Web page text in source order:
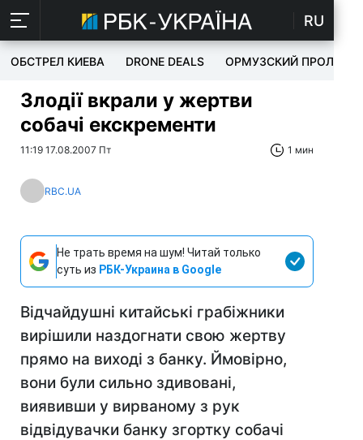
RU
ОБСТРЕЛ КИЕВА DRONE DEALS ОРМУЗСКИЙ ПРОЛИВ
Злодії вкрали у жертви
собачі екскременти
11:19 17.08.2007 Пт 1 мин
RBC.UA
Не трать время на шум! Читай только
суть из РБК-Украина в Google
Відчайдушні китайські грабіжники
вирішили наздогнати свою жертву
прямо на виході з банку. Ймовірно,
вони були сильно здивовані,
виявивши у вирваному з рук
відвідувачки банку згортку собачі